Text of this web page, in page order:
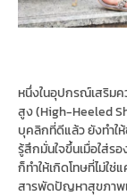
หนึ่งในอุปกรณ์เสริม
สูง (High-Heeled
บุคลิกที่ดีแล้ว ยังทำให้
รู้สึกมั่นใจขึ้นเมื่อใส่ร
ก็ทำให้เกิดโทษที่ไม่ใ
สารพัดปัญหาสุขภาพ